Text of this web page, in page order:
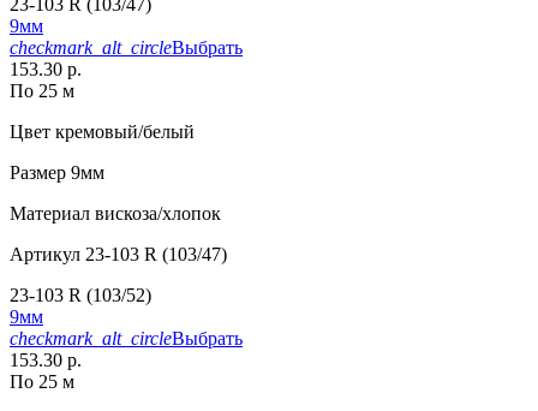
23-103 R (103/47)
9мм
checkmark_alt_circleВыбрать
153.30 р.
По 25 м
Цвет кремовый/белый
Размер 9мм
Материал вискоза/хлопок
Артикул 23-103 R (103/47)
23-103 R (103/52)
9мм
checkmark_alt_circleВыбрать
153.30 р.
По 25 м